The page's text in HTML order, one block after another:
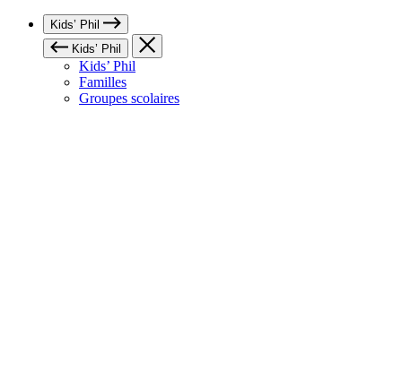
Kids’ Phil
Kids’ Phil
Kids’ Phil
Familles
Groupes scolaires